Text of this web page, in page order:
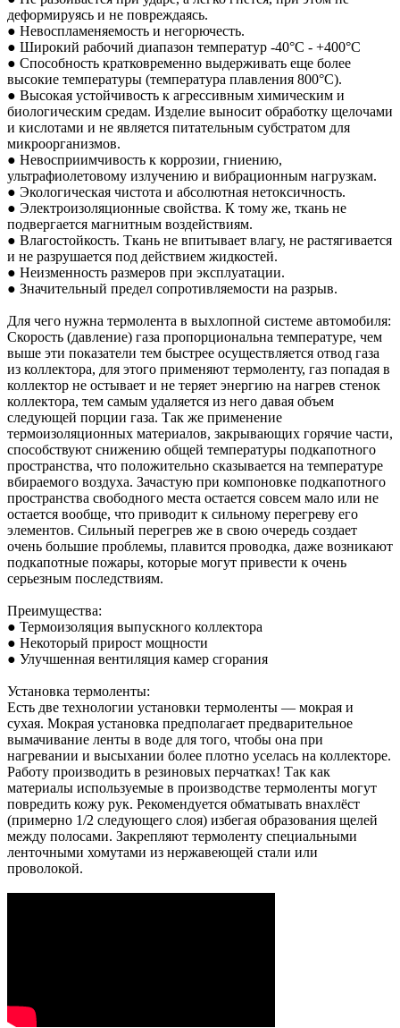
деформируясь и не повреждаясь.
● Невоспламеняемость и негорючесть.
● Широкий рабочий диапазон температур -40°C - +400°C
● Способность кратковременно выдерживать еще более
высокие температуры (температура плавления 800°С).
● Высокая устойчивость к агрессивным химическим и
биологическим средам. Изделие выносит обработку щелочами
и кислотами и не является питательным субстратом для
микроорганизмов.
● Невосприимчивость к коррозии, гниению,
ультрафиолетовому излучению и вибрационным нагрузкам.
● Экологическая чистота и абсолютная нетоксичность.
● Электроизоляционные свойства. К тому же, ткань не
подвергается магнитным воздействиям.
● Влагостойкость. Ткань не впитывает влагу, не растягивается
и не разрушается под действием жидкостей.
● Неизменность размеров при эксплуатации.
● Значительный предел сопротивляемости на разрыв.
Для чего нужна термолента в выхлопной системе автомобиля:
Скорость (давление) газа пропорциональна температуре, чем
выше эти показатели тем быстрее осуществляется отвод газа
из коллектора, для этого применяют термоленту, газ попадая в
коллектор не остывает и не теряет энергию на нагрев стенок
коллектора, тем самым удаляется из него давая объем
следующей порции газа. Так же применение
термоизоляционных материалов, закрывающих горячие части,
способствуют снижению общей температуры подкапотного
пространства, что положительно сказывается на температуре
вбираемого воздуха. Зачастую при компоновке подкапотного
пространства свободного места остается совсем мало или не
остается вообще, что приводит к сильному перегреву его
элементов. Сильный перегрев же в свою очередь создает
очень большие проблемы, плавится проводка, даже возникают
подкапотные пожары, которые могут привести к очень
серьезным последствиям.
Преимущества:
● Термоизоляция выпускного коллектора
● Некоторый прирост мощности
● Улучшенная вентиляция камер сгорания
Установка термоленты:
Есть две технологии установки термоленты — мокрая и
сухая. Мокрая установка предполагает предварительное
вымачивание ленты в воде для того, чтобы она при
нагревании и высыхании более плотно уселась на коллекторе.
Работу производить в резиновых перчатках! Так как
материалы используемые в производстве термоленты могут
повредить кожу рук. Рекомендуется обматывать внахлёст
(примерно 1/2 следующего слоя) избегая образования щелей
между полосами. Закрепляют термоленту специальными
ленточными хомутами из нержавеющей стали или
проволокой.